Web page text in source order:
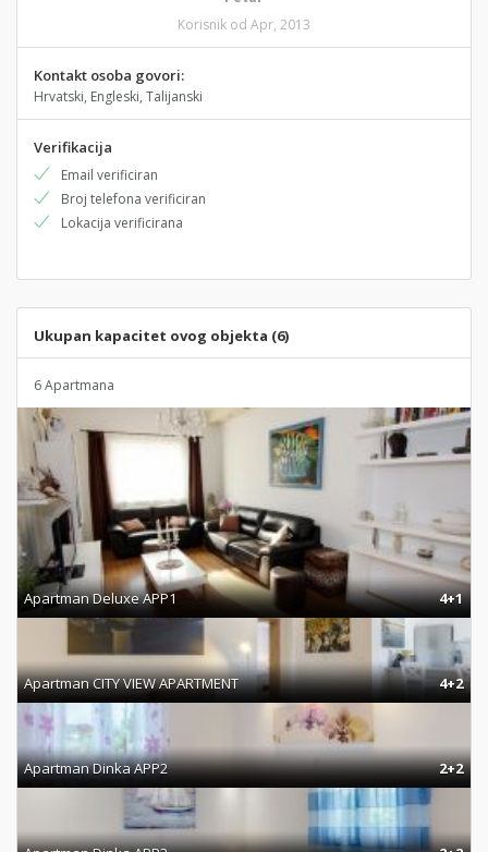
Korisnik od Apr, 2013
Kontakt osoba govori:
Hrvatski, Engleski, Talijanski
Verifikacija
Email verificiran
Broj telefona verificiran
Lokacija verificirana
Ukupan kapacitet ovog objekta (6)
6 Apartmana
Apartman Deluxe APP1 4+1
Apartman CITY VIEW APARTMENT 4+2
Apartman Dinka APP2 2+2